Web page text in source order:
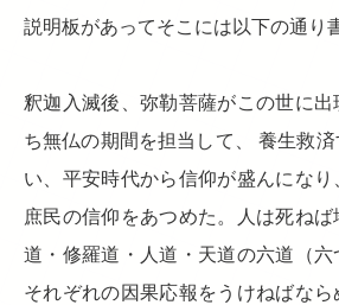
説明板があってそこには以下の通り
釈迦入滅後、弥勒菩薩がこの世に
ち無仏の期間を担当して、 養生救
い、平安時代から信仰が盛んにな
庶民の信仰をあつめた。人は死ね
道・修羅道・人道・天道の六道（六
それぞれの因果応報をうけねばな